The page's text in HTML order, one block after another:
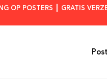
OP POSTERS ┃ GRATIS